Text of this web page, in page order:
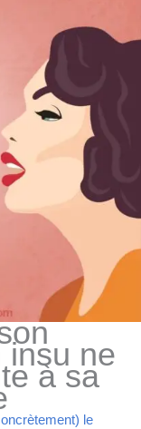
insu ne
à sa
le